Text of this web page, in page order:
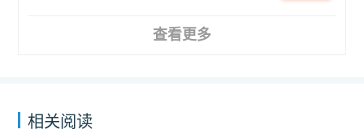
查看更多
相关阅读